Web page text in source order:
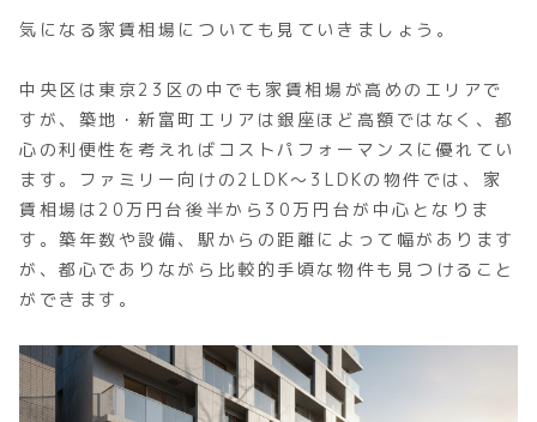
気になる家賃相場についても見ていきましょう。
中央区は東京23区の中でも家賃相場が高めのエリアで
すが、築地・新富町エリアは銀座ほど高額ではなく、都
心の利便性を考えればコストパフォーマンスに優れてい
ます。ファミリー向けの2LDK〜3LDKの物件では、家
賃相場は20万円台後半から30万円台が中心となりま
す。築年数や設備、駅からの距離によって幅があります
が、都心でありながら比較的手頃な物件も見つけること
ができます。